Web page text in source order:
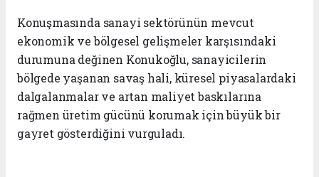
Konuşmasında sanayi sektörünün mevcut
ekonomik ve bölgesel gelişmeler karşısındaki
durumuna değinen Konukoğlu, sanayicilerin
bölgede yaşanan savaş hali, küresel piyasalardaki
dalgalanmalar ve artan maliyet baskılarına
rağmen üretim gücünü korumak için büyük bir
gayret gösterdiğini vurguladı.